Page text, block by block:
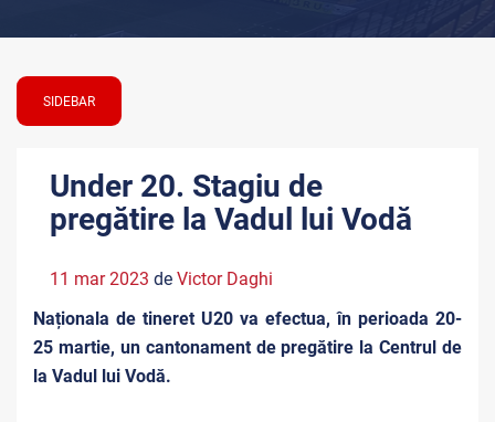
SIDEBAR
Under 20. Stagiu de
pregătire la Vadul lui Vodă
11 mar 2023 de Victor Daghi
Naționala de tineret U20 va efectua, în perioada 20-
25 martie, un cantonament de pregătire la Centrul de
la Vadul lui Vodă.